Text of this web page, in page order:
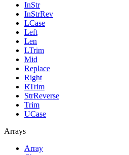
InStr
InStrRev
LCase
Left
Len
LTrim
Mid
Replace
Right
RTrim
StrReverse
Trim
UCase
Arrays
Array